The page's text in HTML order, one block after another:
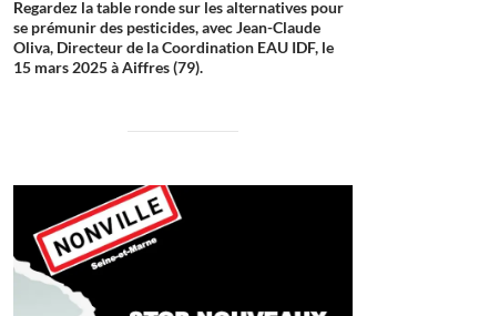
Regardez la table ronde sur les alternatives pour
se prémunir des pesticides, avec Jean-Claude
Oliva, Directeur de la Coordination EAU IDF, le
15 mars 2025 à Aiffres (79).